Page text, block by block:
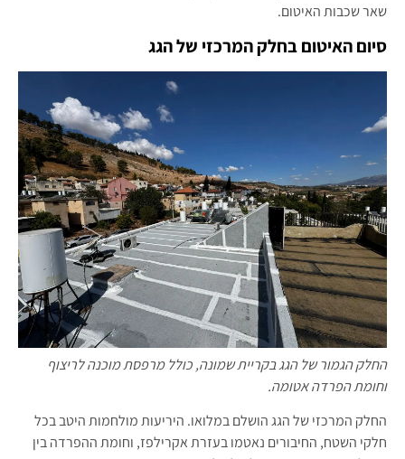
שאר שכבות האיטום.
סיום האיטום בחלק המרכזי של הגג
החלק הגמור של הגג בקריית שמונה, כולל מרפסת מוכנה לריצוף
וחומת הפרדה אטומה.
החלק המרכזי של הגג הושלם במלואו. היריעות מולחמות היטב בכל
חלקי השטח, החיבורים נאטמו בעזרת אקרילפז, וחומת ההפרדה בין